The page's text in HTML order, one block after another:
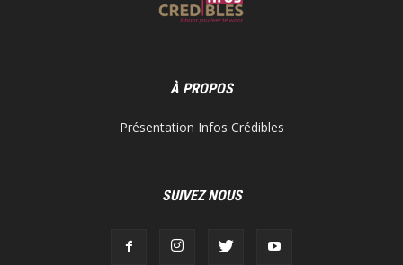
À PROPOS
Présentation Infos Crédibles
SUIVEZ NOUS